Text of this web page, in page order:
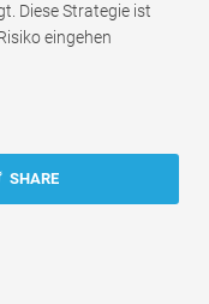
Diese Strategie ist
eingehen
SHARE